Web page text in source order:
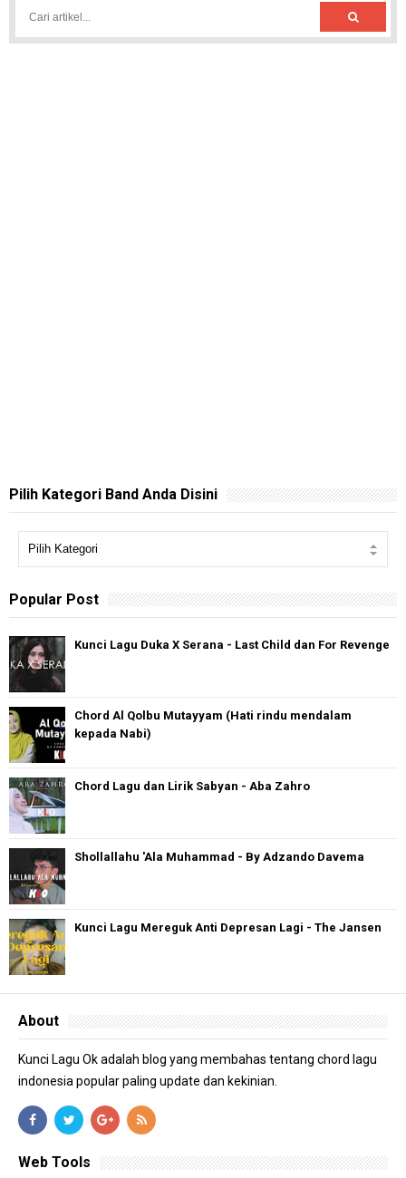
Pilih Kategori Band Anda Disini
Popular Post
Kunci Lagu Duka X Serana - Last Child dan For Revenge
Chord Al Qolbu Mutayyam (Hati rindu mendalam
kepada Nabi)
Chord Lagu dan Lirik Sabyan - Aba Zahro
Shollallahu 'Ala Muhammad - By Adzando Davema
Kunci Lagu Mereguk Anti Depresan Lagi - The Jansen
About
Kunci Lagu Ok adalah blog yang membahas tentang chord lagu
indonesia popular paling update dan kekinian.
Web Tools